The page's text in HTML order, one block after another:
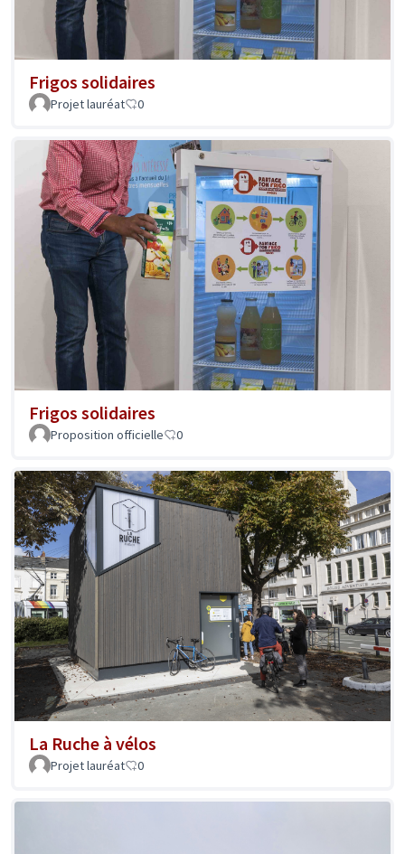
Frigos solidaires
Projet lauréat 0
Frigos solidaires
Proposition officielle 0
La Ruche à vélos
Projet lauréat 0